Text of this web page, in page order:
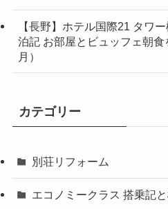
【長野】ホテル国際21 タワ
泊記 お部屋とビュッフェ朝
月）
カテゴリー
別荘リフォーム
エコノミークラス 搭乗記